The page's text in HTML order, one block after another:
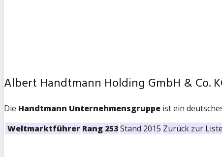
Albert Handtmann Holding GmbH & Co.
Die Handtmann Unternehmensgruppe ist ein
Weltmarktführer Rang 253Stand 2015 Zurück zur